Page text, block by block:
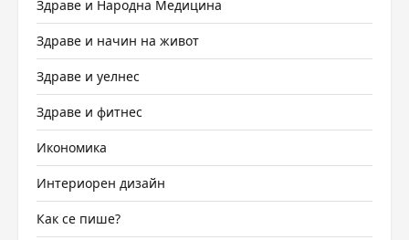
Здраве и Народна Медицина
Здраве и начин на живот
Здраве и уелнес
Здраве и фитнес
Икономика
Интериорен дизайн
Как се пише?